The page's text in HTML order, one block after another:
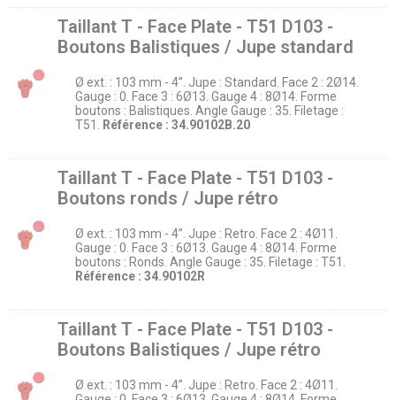
Taillant T - Face Plate - T51 D103 -
Boutons Balistiques / Jupe standard
Ø ext. : 103 mm - 4’’. Jupe : Standard. Face 2 : 2Ø14.
Gauge : 0. Face 3 : 6Ø13. Gauge 4 : 8Ø14. Forme
boutons : Balistiques. Angle Gauge : 35. Filetage :
T51.
Référence : 34.90102B.20
Taillant T - Face Plate - T51 D103 -
Boutons ronds / Jupe rétro
Ø ext. : 103 mm - 4’’. Jupe : Retro. Face 2 : 4Ø11.
Gauge : 0. Face 3 : 6Ø13. Gauge 4 : 8Ø14. Forme
boutons : Ronds. Angle Gauge : 35. Filetage : T51.
Référence : 34.90102R
Taillant T - Face Plate - T51 D103 -
Boutons Balistiques / Jupe rétro
Ø ext. : 103 mm - 4’’. Jupe : Retro. Face 2 : 4Ø11.